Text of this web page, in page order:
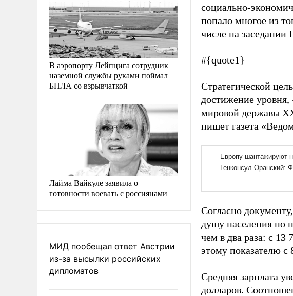
В аэропорту Лейпцига сотрудник
наземной службы руками поймал
БПЛА со взрывчаткой
Лайма Вайкуле заявила о
готовности воевать с россиянами
МИД пообещал ответ Австрии
из-за высылки российских
дипломатов
социально-
попало многое из
числе на заседании
#{quote1}
Стратегической
достижение уровня,
мировой державы
пишет газета
Согласно
душу населения по
чем в два раза: с 13
этому показателю с
Средняя зарплата
долларов.